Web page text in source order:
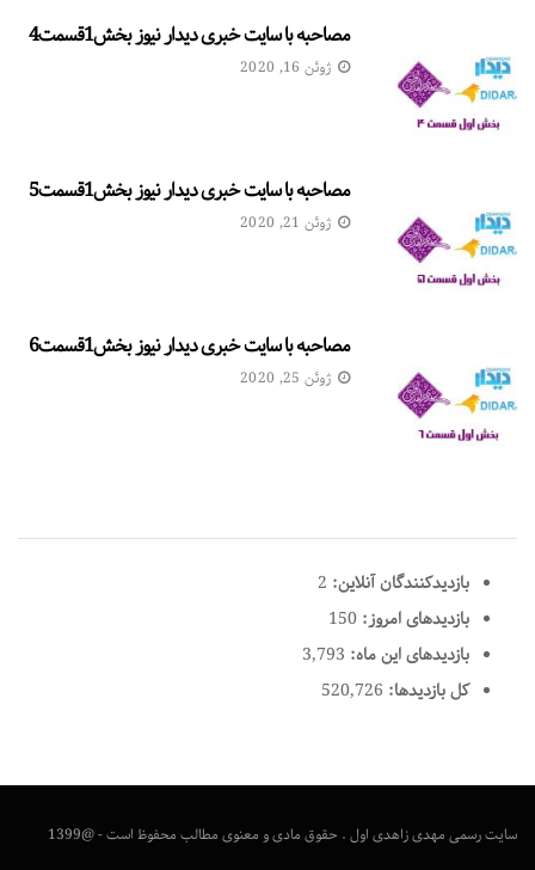
مصاحبه با سایت خبری دیدار نیوز بخش1قسمت4
ژوئن 16, 2020
مصاحبه با سایت خبری دیدار نیوز بخش1قسمت5
ژوئن 21, 2020
مصاحبه با سایت خبری دیدار نیوز بخش1قسمت6
ژوئن 25, 2020
بازدیدکنندگان آنلاین: 2
بازدیدهای امروز: 150
بازدیدهای این ماه: 3,793
کل بازدیدها: 520,726
سایت رسمی مهدی زاهدی اول . حقوق مادی و معنوی مطالب محفوظ است - @1399